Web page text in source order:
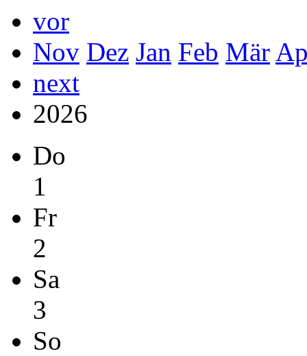
vor
Nov Dez Jan Feb Mär
next
2026
Do
1
Fr
2
Sa
3
So